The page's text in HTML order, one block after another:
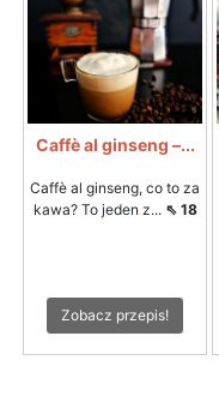
Caffè al ginseng –...
Caffè al ginseng, co to za
kawa? To jeden z... ⇖ 18
Zobacz przepis!